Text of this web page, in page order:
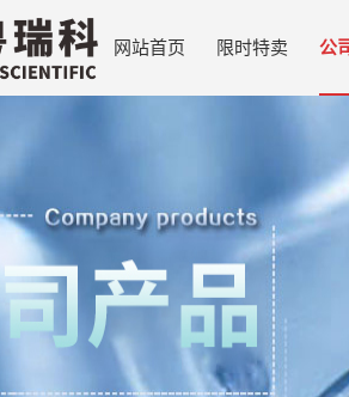
网站首页 限时特卖 公